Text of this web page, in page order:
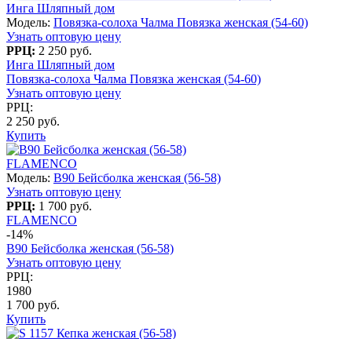
Инга Шляпный дом
Модель: Повязка-солоха Чалма Повязка женская (54-60)
Узнать оптовую цену
РРЦ: 2 250 руб.
Инга Шляпный дом
Повязка-солоха Чалма Повязка женская (54-60)
Узнать оптовую цену
РРЦ:
2 250 руб.
Купить
FLAMENCO
Модель: B90 Бейсболка женская (56-58)
Узнать оптовую цену
РРЦ: 1 700 руб.
FLAMENCO
-14%
B90 Бейсболка женская (56-58)
Узнать оптовую цену
РРЦ:
1980
1 700 руб.
Купить